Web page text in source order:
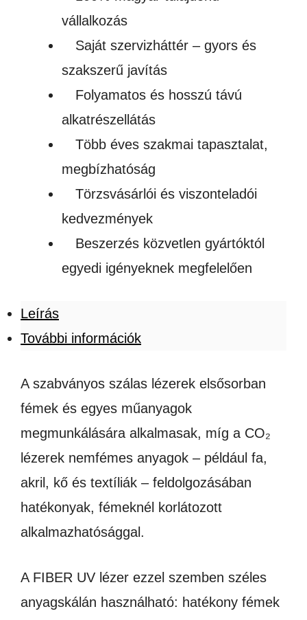
vállalkozás
Saját szervizháttér – gyors és
szakszerű javítás
Folyamatos és hosszú távú
alkatrészellátás
Több éves szakmai tapasztalat,
megbízhatóság
Törzsvásárlói és viszonteladói
kedvezmények
Beszerzés közvetlen gyártóktól
egyedi igényeknek megfelelően
Leírás
További információk
A szabványos szálas lézerek elsősorban
fémek és egyes műanyagok
megmunkálására alkalmasak, míg a CO₂
lézerek nemfémes anyagok – például fa,
akril, kő és textíliák – feldolgozásában
hatékonyak, fémeknél korlátozott
alkalmazhatósággal.
A FIBER UV lézer ezzel szemben széles
anyagskálán használható: hatékony fémek